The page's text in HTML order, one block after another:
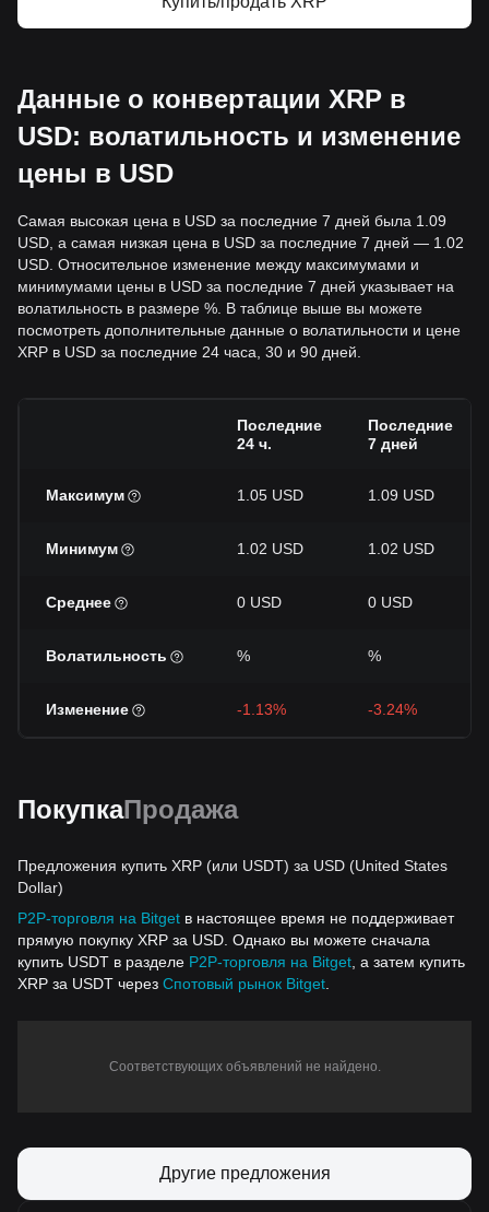
Данные о конвертации XRP в
USD: волатильность и изменение
цены в USD
Самая высокая цена в USD за последние 7 дней была 1.09
USD, а самая низкая цена в USD за последние 7 дней — 1.02
USD. Относительное изменение между максимумами и
минимумами цены в USD за последние 7 дней указывает на
волатильность в размере %. В таблице выше вы можете
посмотреть дополнительные данные о волатильности и цене
XRP в USD за последние 24 часа, 30 и 90 дней.
Последние
24 ч.
Последние
7 дней
Максимум 1.05 USD 1.09 USD
Минимум 1.02 USD 1.02 USD
Среднее 0 USD 0 USD
Волатильность % %
Изменение -1.13% -3.24%
ПокупкаПродажа
Предложения купить XRP (или USDT) за USD (United States
Dollar)
P2P-торговля на Bitget в настоящее время не поддерживает
прямую покупку XRP за USD. Однако вы можете сначала
купить USDT в разделе P2P-торговля на Bitget , а затем купить
XRP за USDT через Спотовый рынок Bitget
Соответствующих объявлений не найдено.
Другие предложения